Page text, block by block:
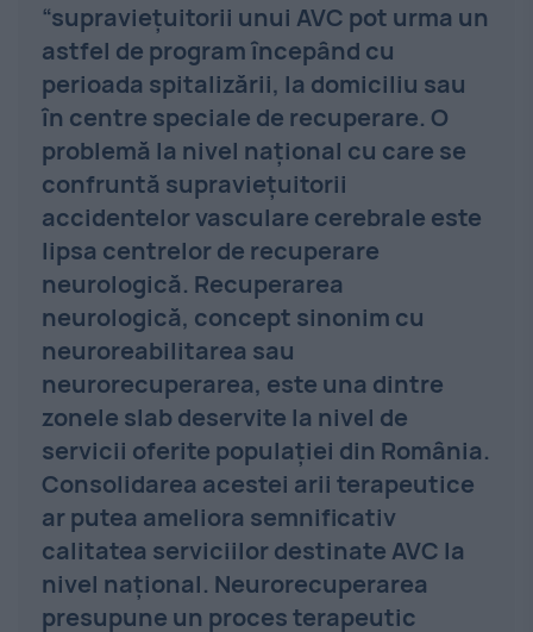
“supraviețuitorii unui AVC pot urma un
astfel de program începând cu
perioada spitalizării, la domiciliu sau
în centre speciale de recuperare. O
problemă la nivel naţional cu care se
confruntă supraviețuitorii
accidentelor vasculare cerebrale este
lipsa centrelor de recuperare
neurologică. Recuperarea
neurologică, concept sinonim cu
neuroreabilitarea sau
neurorecuperarea, este una dintre
zonele slab deservite la nivel de
servicii oferite populației din România.
Consolidarea acestei arii terapeutice
ar putea ameliora semnificativ
calitatea serviciilor destinate AVC la
nivel național. Neurorecuperarea
presupune un proces terapeutic